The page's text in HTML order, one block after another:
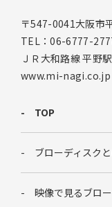
〒547-0041大阪市
TEL：06-6777-
ＪＲ大和路線 平野
www.mi-nagi.co.jp
TOP
ブローディスク
映像で見るブロ